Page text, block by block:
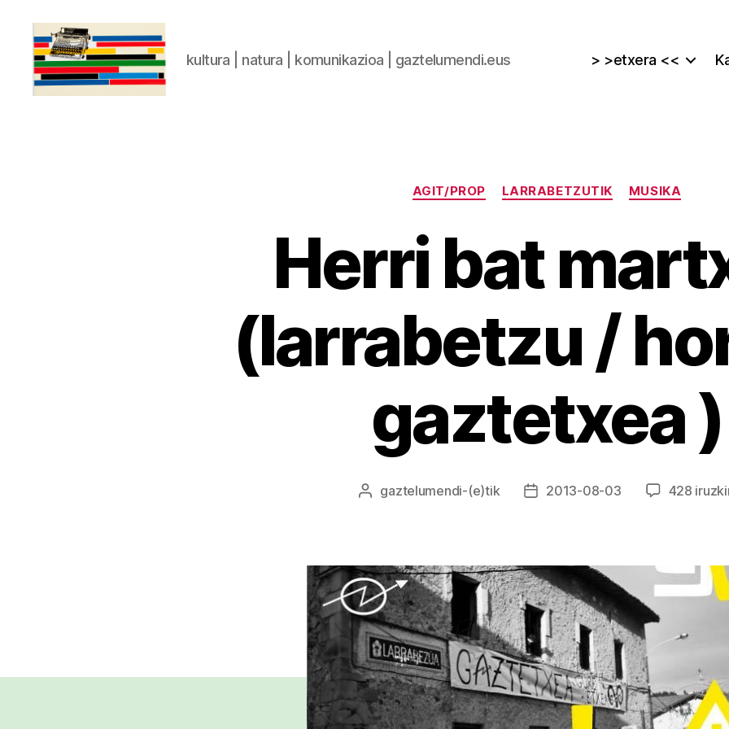
kultura | natura | komunikazioa | gaztelumendi.eus > >etxera <<
Kategoriak
AGIT/PROP LARRABETZUTIK MUSIKA
Herri bat
(larrabetzu /
gaztetxea )
Argitalpenaren
gaztelumendi-(e)tik
Argitalpenaren
2013-08-03 428